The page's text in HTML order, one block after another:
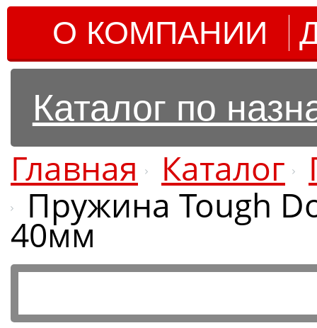
О КОМПАНИИ
Каталог по
Главная Каталог
Пружина Tough
40мм